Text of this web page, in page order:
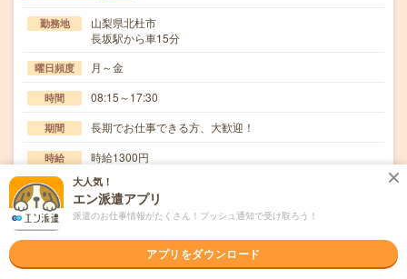
勤務地
山梨県北杜市
長坂駅から車15分
曜日頻度 月～金
時間 08:15～17:30
期間 長期でお仕事できる方、大歓迎！
時給 時給1300円
交通費規定内支給
仕事内容
ライベート充実！カツオだし製造に伴う梱包・パレッ…
大人気！
エン派遣アプリ
派遣のお仕事情報がたくさん！プッシュ通知で受け取ろう！
アプリをダウンロード